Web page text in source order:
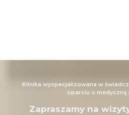
Klinika wyspecjalizowana w
oparciu o medyczną
Zapraszamy na